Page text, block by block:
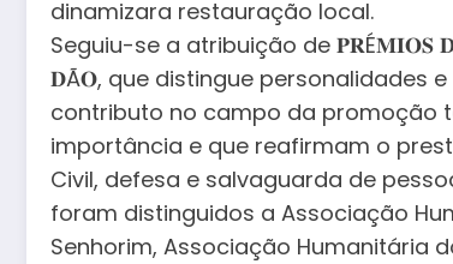
dinamizara restauração local.
Seguiu-se a atribuição de
𝐃Ã𝐎, que distingue personalidades
contributo no campo da promoção
importância e que reafirmam o
Civil, defesa e salvaguarda de
foram distinguidos a Associação
Senhorim, Associação Humanitária